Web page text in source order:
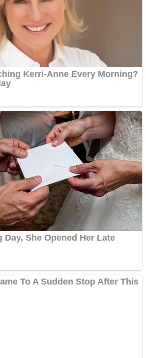
Creez aplicatie
ANDROID pentru siteul
tau
Anuntul tau apare in mai
multe ziare online
Apartamente 2 camere
Aplică acum pentru toate
tipurile de împrumuturi
și obține bani urgent!